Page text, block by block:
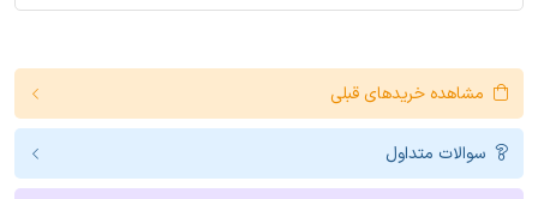
مشاهده خریدهای قبلی
سوالات متداول